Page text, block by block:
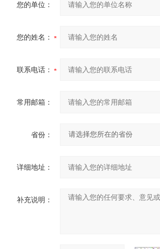
您的单位：
您的姓名：
联系电话：
常用邮箱：
省份：
详细地址：
补充说明：